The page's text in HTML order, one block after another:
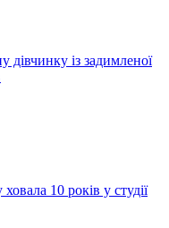
дівчинку із задимленої
10 років у студії